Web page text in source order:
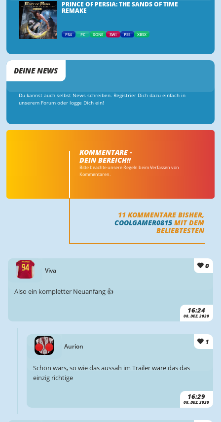
PRINCE OF PERSIA: THE SANDS OF TIME
REMAKE
PS4 PC XONE SWI PS5 XBSX
DEINE NEWS
Du kannst auch selbst News schreiben. Registrier Dich dazu einfach in
unserem Forum oder logge Dich ein!
KOMMENTARE -
DEIN BEREICH!!
Bitte beachte unsere Regeln beim Verfassen von
Kommentaren.
11 KOMMENTARE BISHER,
COOLGAMER0815 MIT DEM
BELIEBTESTEN
Viva
0
16:24
08. DEZ. 2020
Also ein kompletter Neuanfang 👍
Aurion
1
16:29
08. DEZ. 2020
Schön wärs, so wie das aussah im Trailer wäre das das
einzig richtige